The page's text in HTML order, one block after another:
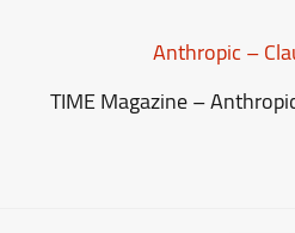
Anthropic –
TIME Magazine –